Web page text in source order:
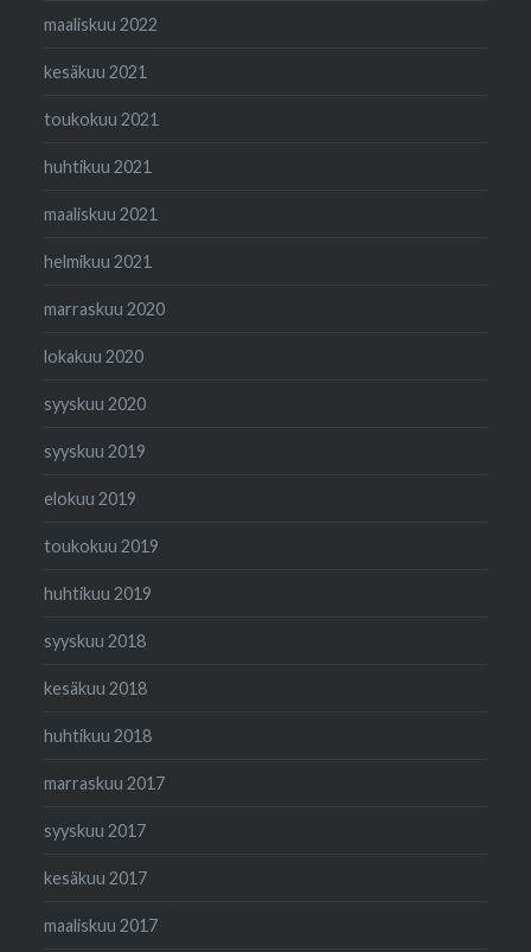
maaliskuu 2022
kesäkuu 2021
toukokuu 2021
huhtikuu 2021
maaliskuu 2021
helmikuu 2021
marraskuu 2020
lokakuu 2020
syyskuu 2020
syyskuu 2019
elokuu 2019
toukokuu 2019
huhtikuu 2019
syyskuu 2018
kesäkuu 2018
huhtikuu 2018
marraskuu 2017
syyskuu 2017
kesäkuu 2017
maaliskuu 2017